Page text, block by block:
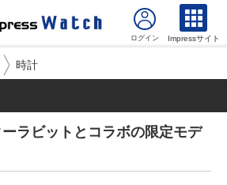
Impressサイト
時計
ラビットとコラボの限定モデ